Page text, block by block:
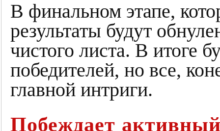
В финальном этапе,
результаты будут
чистого листа. В итоге
победителей, но все,
главной интриги.
Побеждает